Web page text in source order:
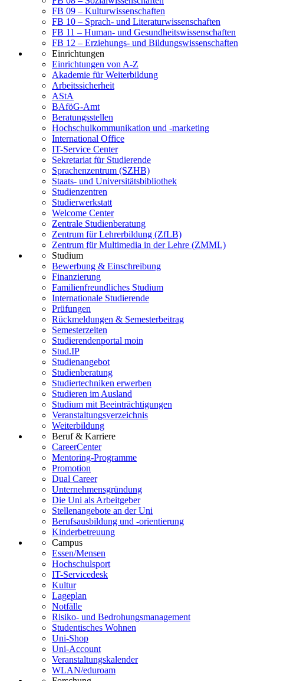
FB 09 – Kulturwissenschaften
FB 10 – Sprach- und Literaturwissenschaften
FB 11 – Human- und Gesundheitswissenschaften
FB 12 – Erziehungs- und Bildungswissenschaften
Einrichtungen
Einrichtungen von A-Z
Akademie für Weiterbildung
Arbeitssicherheit
AStA
BAföG-Amt
Beratungsstellen
Hochschulkommunikation und -marketing
International Office
IT-Service Center
Sekretariat für Studierende
Sprachenzentrum (SZHB)
Staats- und Universitätsbibliothek
Studienzentren
Studierwerkstatt
Welcome Center
Zentrale Studienberatung
Zentrum für Lehrerbildung (ZfLB)
Zentrum für Multimedia in der Lehre (ZMML)
Studium
Bewerbung & Einschreibung
Finanzierung
Familienfreundliches Studium
Internationale Studierende
Prüfungen
Rückmeldungen & Semesterbeitrag
Semesterzeiten
Studierendenportal moin
Stud.IP
Studienangebot
Studienberatung
Studiertechniken erwerben
Studieren im Ausland
Studium mit Beeinträchtigungen
Veranstaltungsverzeichnis
Weiterbildung
Beruf & Karriere
CareerCenter
Mentoring-Programme
Promotion
Dual Career
Unternehmensgründung
Die Uni als Arbeitgeber
Stellenangebote an der Uni
Berufsausbildung und -orientierung
Kinderbetreuung
Campus
Essen/Mensen
Hochschulsport
IT-Servicedesk
Kultur
Lageplan
Notfälle
Risiko- und Bedrohungsmanagement
Studentisches Wohnen
Uni-Shop
Uni-Account
Veranstaltungskalender
WLAN/eduroam